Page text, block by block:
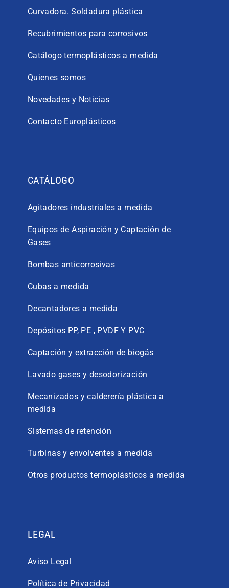
Curvadora. Soldadura plástica
Recubrimientos para corrosivos
Catálogo termoplásticos a medida
Quienes somos
Novedades y Noticias
Contacto Europlásticos
CATÁLOGO
Agitadores industriales a medida
Equipos de Aspiración y Captación de
Gases
Bombas anticorrosivas
Cubas a medida
Decantadores a medida
Depósitos PP, PE , PVDF Y PVC
Captación y extracción de biogás
Lavado gases y desodorización
Mecanizados y calderería plástica a
medida
Sistemas de retención
Turbinas y envolventes a medida
Otros productos termoplásticos a medida
LEGAL
Aviso Legal
Política de Privacidad